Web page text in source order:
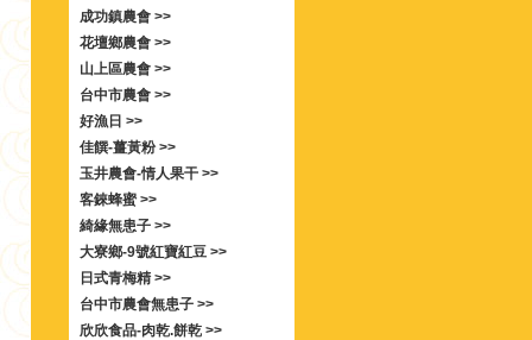
成功鎮農會 >>
花壇鄉農會 >>
山上區農會 >>
台中市農會 >>
好漁日 >>
佳饌-薑黃粉 >>
玉井農會-情人果干 >>
客錸蜂蜜 >>
綺緣無患子 >>
大寮鄉-9號紅寶紅豆 >>
日式青梅精 >>
台中市農會無患子 >>
欣欣食品-肉乾.餅乾 >>